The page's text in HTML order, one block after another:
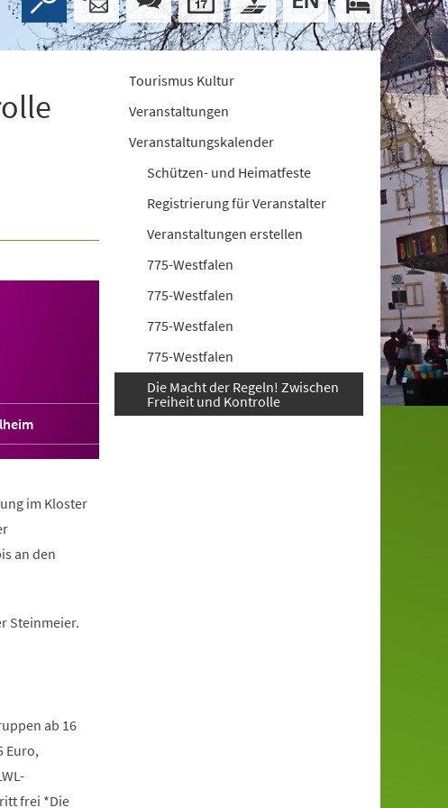
im Kloster
an den
Steinmeier.
ab 16
Euro,
frei *Die
Tourismus Kultur
Veranstaltungen
Veranstaltungskalender
Schützen- und Heimatfeste
Registrierung für Veranstalter
Veranstaltungen erstellen
775-Westfalen
775-Westfalen
775-Westfalen
775-Westfalen
Die Macht der Regeln! Zwischen
Freiheit und Kontrolle